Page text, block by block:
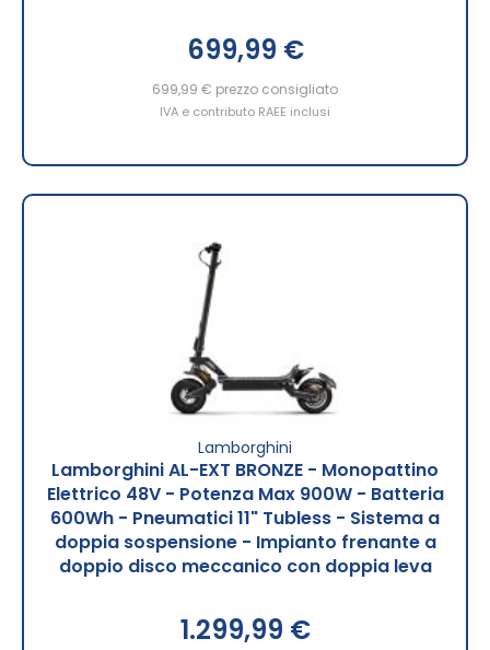
699,99 €
699,99 € prezzo consigliato
IVA e contributo RAEE inclusi
Lamborghini
Lamborghini AL-EXT BRONZE - Monopattino
Elettrico 48V - Potenza Max 900W - Batteria
600Wh - Pneumatici 11" Tubless - Sistema a
doppia sospensione - Impianto frenante a
doppio disco meccanico con doppia leva
1.299,99 €